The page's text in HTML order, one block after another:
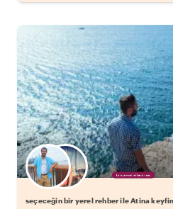
Favori yerel rehberini
seçeceğin bir yerel rehber ile Atina